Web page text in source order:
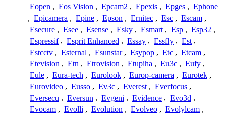
Eopen , Eos Vision , Epcam2 , Epexis , Epges , Ephone
, Epicamera , Epine , Epson , Ernitec , Esc , Escam ,
Esecure , Esee , Esense , Esky , Esmart , Esp , Esp32 ,
Espressif , Esprit Enhanced , Essay , Essfly , Est ,
Estcctv , Esternal , Esunstar , Esypop , Etc , Etcam ,
Etevision , Etn , Etrovision , Etupiha , Eu3c , Eufy ,
Eule , Eura-tech , Eurolook , Europ-camera , Eurotek ,
Eurovideo , Eusso , Ev3c , Everest , Everfocus ,
Eversecu , Eversun , Evgeni , Evidence , Evo3d ,
Evocam , Evolli , Evolution , Evolveo , Evolylcam ,